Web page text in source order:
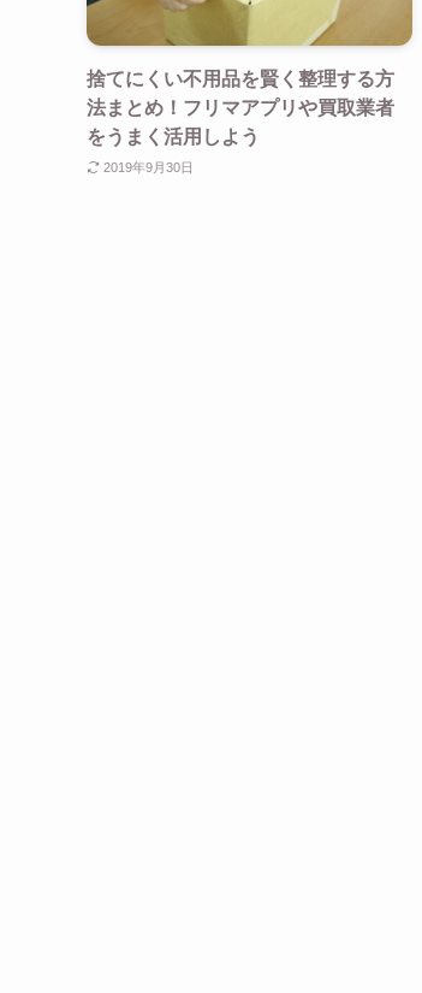
捨てにくい不用品を賢く整理する方
法まとめ！フリマアプリや買取業者
をうまく活用しよう
2019年9月30日